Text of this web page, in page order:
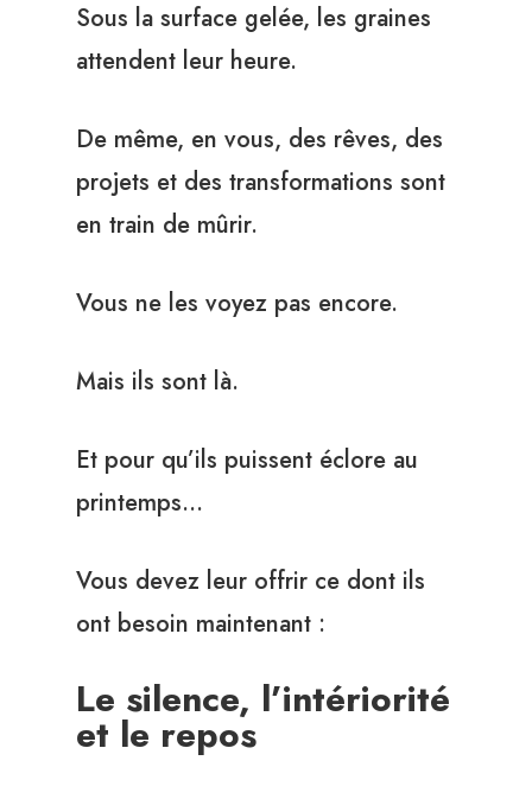
Sous la surface gelée, les graines
attendent leur heure.
De même, en vous, des rêves, des
projets et des transformations sont
en train de mûrir.
Vous ne les voyez pas encore.
Mais ils sont là.
Et pour qu’ils puissent éclore au
printemps…
Vous devez leur offrir ce dont ils
ont besoin maintenant :
Le silence, l’intériorité
et le repos